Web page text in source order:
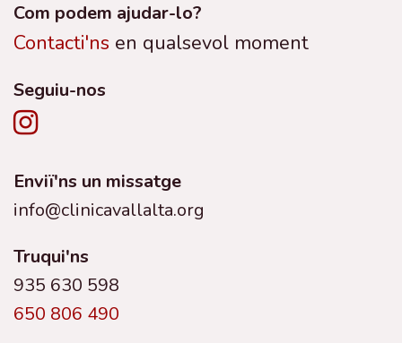
Com podem ajudar-lo?
Contacti'ns en qualsevol moment
Seguiu-nos
Enviï'ns un missatge
info@clinicavallalta.org
Truqui'ns
935 630 598
650 806 490